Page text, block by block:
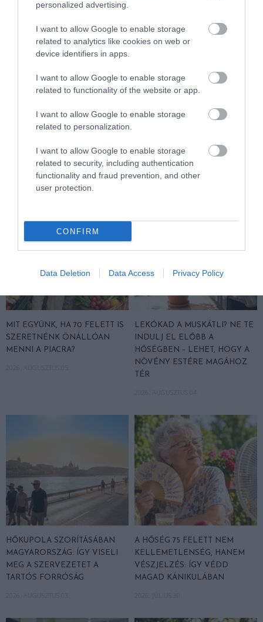
personalized advertising.
I want to allow Google to enable storage
related to analytics like cookies on web or
device identifiers in apps.
I want to allow Google to enable storage
related to functionality of the website or app.
I want to allow Google to enable storage
related to personalization.
I want to allow Google to enable storage
related to security, including authentication
functionality and fraud prevention, and other
user protection.
CONFIRM
Data Deletion Data Access Privacy Policy
ALZHEIMER ALZHEIMER-KÓR DEMENCIA
MIT EGYÜNK, HA 70 FELETT IS
SZERETNÉNK ÖNÁLLÓAN
MENNI A PIACRA?
LEKÓKAD A MUSKÁTLI? NE TE
INDULJ EL ELŐBB A
HŐSÉGBEN – LEHET, HOGY A
NÖVÉNY ESTÉRE MAGÁHOZ
TÉR
HŐKUPOLA SZORÍTÁSÁBAN
MAGYARORSZÁG: ÍGY VISELI
MEG A SZERVEZETET A
TARTÓS FORRÓSÁG
A HŐSÉG 75 FELETT NEM
KELLEMETLENSÉG, HANEM
VÉSZJELZÉS: ÍGY VÉDD
MAGAD KÁNIKULÁBAN